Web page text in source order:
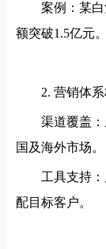
案例：某
额突破1.5亿元
2. 营销体
渠道覆盖
国及海外市场。
工具支持
配目标客户。